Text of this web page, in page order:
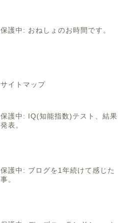
保護中: おねしょのお時間です。
サイトマップ
保護中: IQ(知能指数)テスト、結果
発表。
保護中: ブログを1年続けて感じた
事。